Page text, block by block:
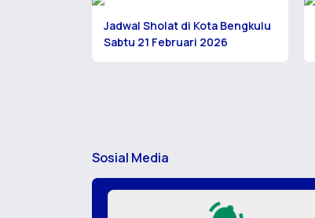
Jadwal Sholat di Kota Bengkulu
Sabtu 21 Februari 2026
Sosial Media